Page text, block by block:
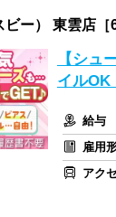
ー） 東雲店［
【シ
イルOK
給与
雇用
アク